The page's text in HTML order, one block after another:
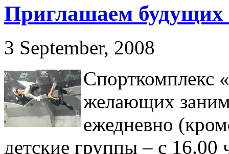
Приглашаем
3 September, 2008
Спорткомплекс
желающих
ежедневно
детские группы – с 16.00